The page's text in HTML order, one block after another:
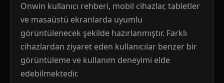
Onwin kullanıcı rehberi, mobil cihazlar, tabletler
ve masaüstü ekranlarda uyumlu
görüntülenecek şekilde hazırlanmıştır. Farklı
cihazlardan ziyaret eden kullanıcılar benzer bir
görüntüleme ve kullanım deneyimi elde
edebilmektedir.